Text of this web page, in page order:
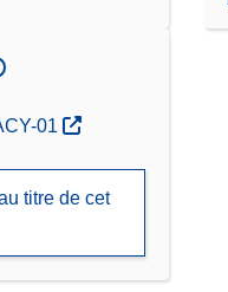
01
titre de cet